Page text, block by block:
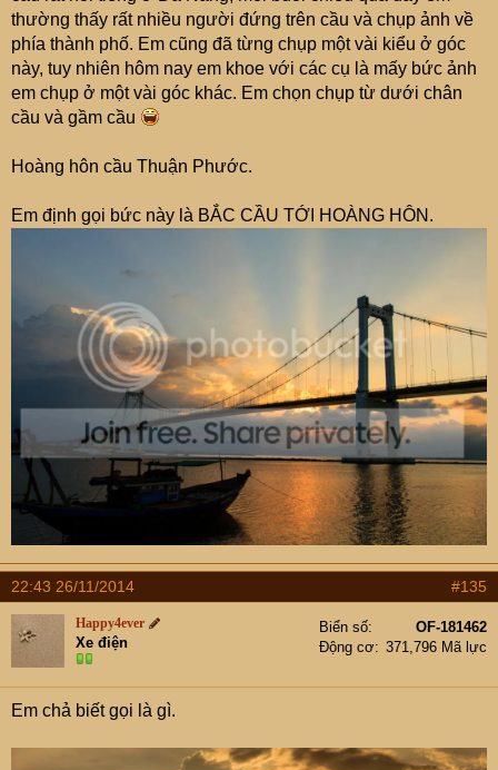
thường thấy rất nhiều người đứng trên cầu và chụp ảnh về
phía thành phố. Em cũng đã từng chụp một vài kiểu ở góc
này, tuy nhiên hôm nay em khoe với các cụ là mấy bức ảnh
em chụp ở một vài góc khác. Em chọn chụp từ dưới chân
cầu và gầm cầu
Hoàng hôn cầu Thuận Phước.
Em định gọi bức này là BẮC CẦU TỚI HOÀNG HÔN.
22:43 26/11/2014 #135
Happy4ever
Xe điện
Biển số
OF-181462
Động cơ
371,796 Mã lực
Em chả biết gọi là gì.